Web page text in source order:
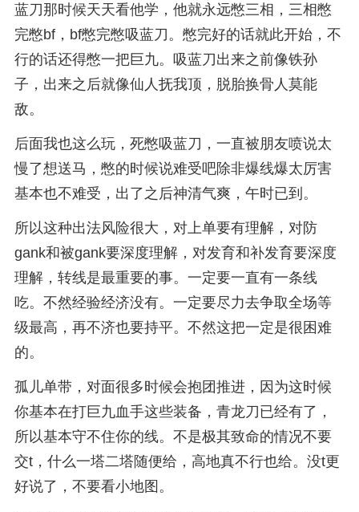
蓝刀那时候天天看他学，他就永远憋三相，三相憋
完憋bf，bf憋完憋吸蓝刀。憋完好的话就此开始，不
行的话还得憋一把巨九。吸蓝刀出来之前像铁孙
子，出来之后就像仙人抚我顶，脱胎换骨人莫能
敌。
后面我也这么玩，死憋吸蓝刀，一直被朋友喷说太
慢了想送马，憋的时候说难受吧除非爆线爆太厉害
基本也不难受，出了之后神清气爽，午时已到。
所以这种出法风险很大，对上单要有理解，对防
gank和被gank要深度理解，对发育和补发育要深度
理解，转线是最重要的事。一定要一直有一条线
吃。不然经验经济没有。一定要尽力去争取全场等
级最高，再不济也要持平。不然这把一定是很困难
的。
孤儿单带，对面很多时候会抱团推进，因为这时候
你基本在打巨九血手这些装备，青龙刀已经有了，
所以基本守不住你的线。不是极其致命的情况不要
交t，什么一塔二塔随便给，高地真不行也给。没t更
好说了，不要看小地图。